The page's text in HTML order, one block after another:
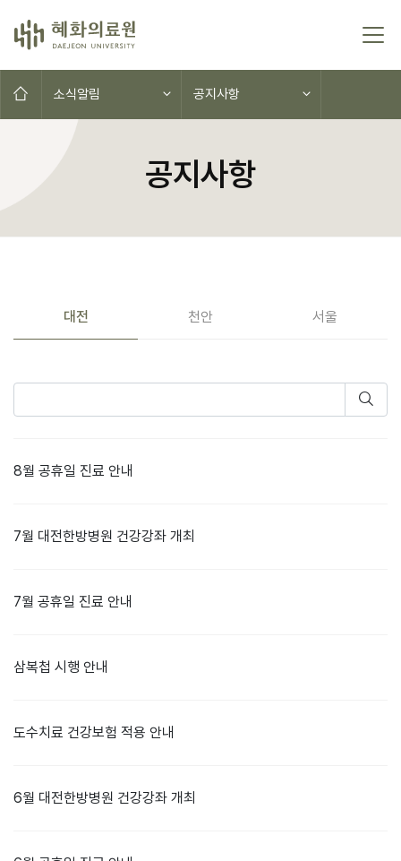
콘텐츠로 이동
홈으로소식알림 공지사항
공지사항
공지사항(대전,천안,서울)
대전 천안 서울
8월 공휴일 진료 안내
7월 대전한방병원 건강강좌 개최
7월 공휴일 진료 안내
삼복첩 시행 안내
도수치료 건강보험 적용 안내
6월 대전한방병원 건강강좌 개최